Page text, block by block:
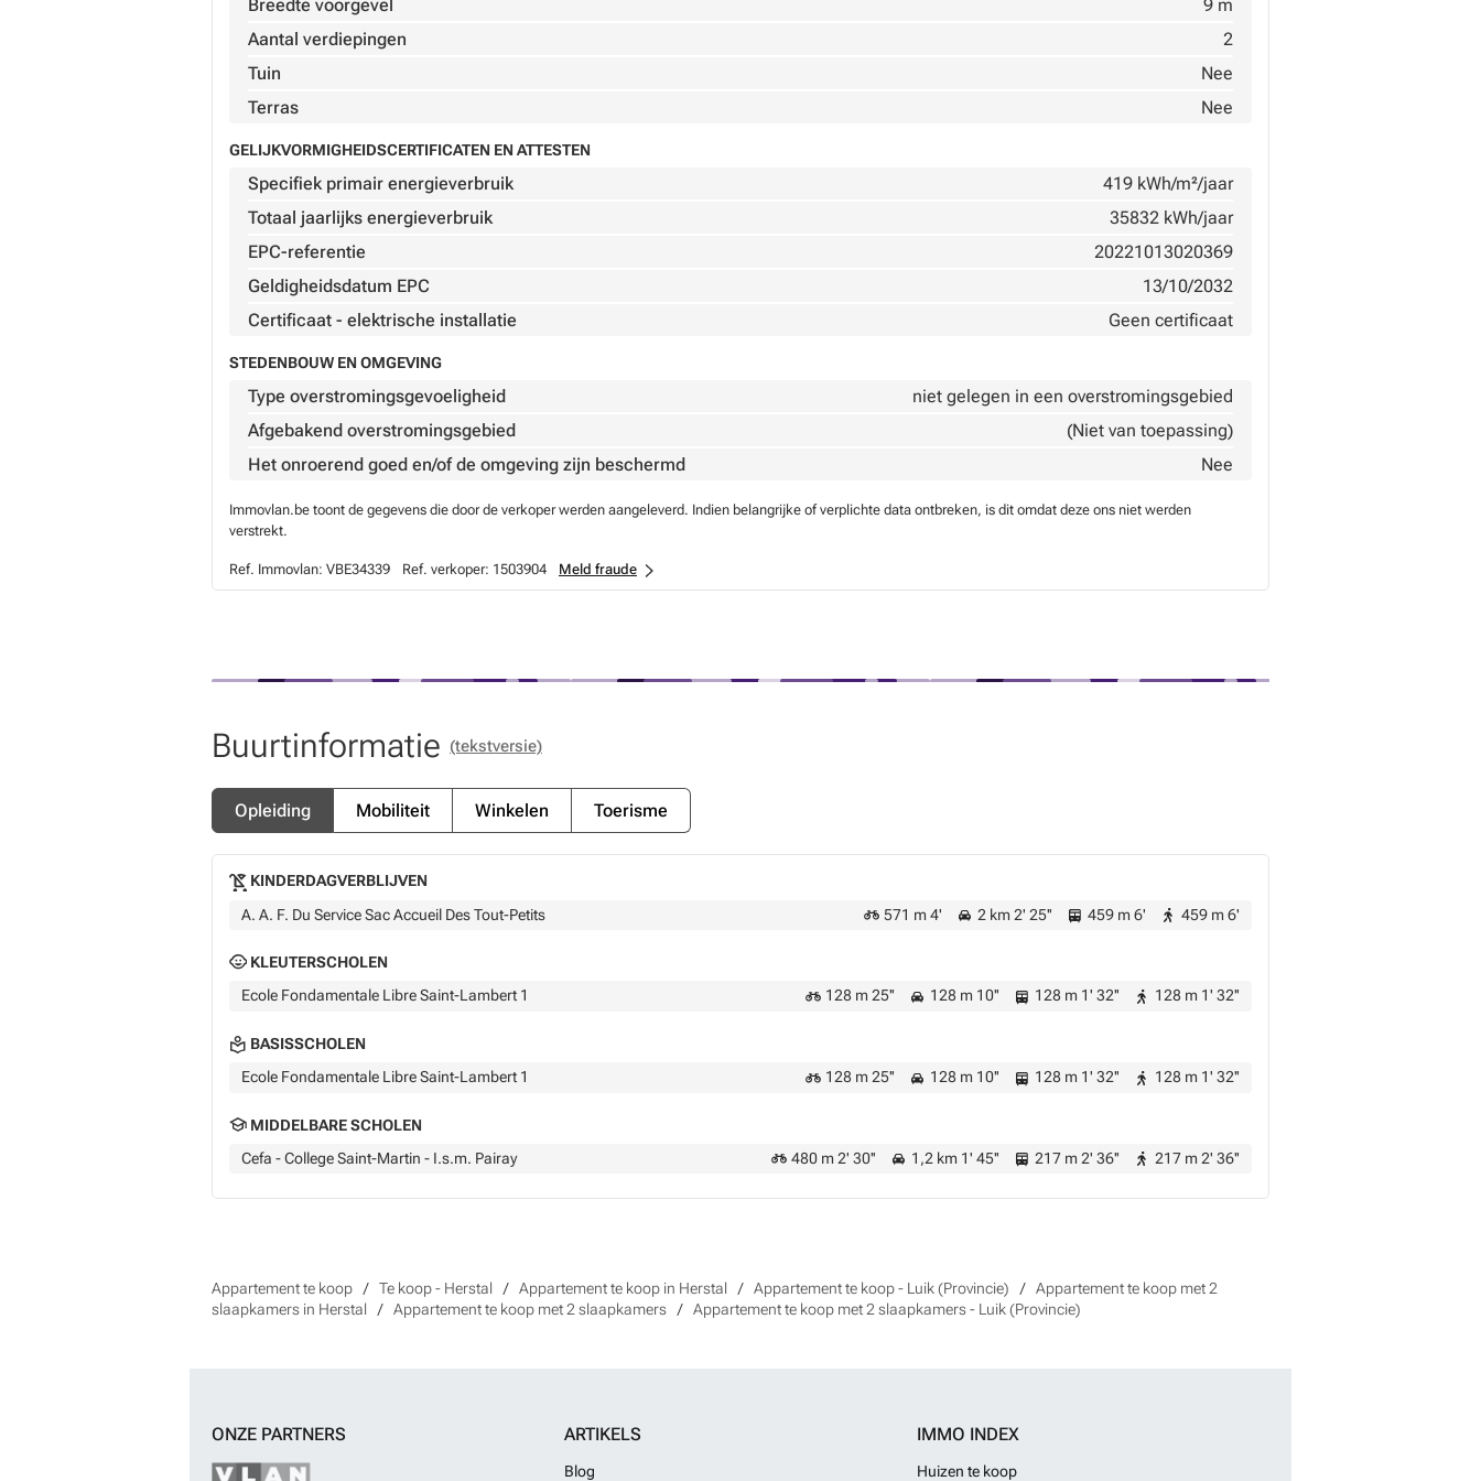
Breedte voorgevel
9 m
Aantal verdiepingen
2
Tuin
Nee
Terras
Nee
GELIJKVORMIGHEIDSCERTIFICATEN EN ATTESTEN
Specifiek primair energieverbruik
419 kWh/m²/jaar
Totaal jaarlijks energieverbruik
35832 kWh/jaar
EPC-referentie
20221013020369
Geldigheidsdatum EPC
13/10/2032
Certificaat - elektrische installatie
Geen certificaat
STEDENBOUW EN OMGEVING
Type overstromingsgevoeligheid
niet gelegen in een overstromingsgebied
Afgebakend overstromingsgebied
(Niet van toepassing)
Het onroerend goed en/of de omgeving zijn beschermd
Nee
Immovlan.be toont de gegevens die door de verkoper werden aangeleverd. Indien belangrijke of verplichte data ontbreken, is dit omdat deze ons niet werden
verstrekt.
Ref. Immovlan: VBE34339 Ref. verkoper: 1503904 Meld fraude
Buurtinformatie (tekstversie)
Opleiding Mobiliteit Winkelen Toerisme
KINDERDAGVERBLIJVEN
A. A. F. Du Service Sac Accueil Des Tout-Petits
571 m 4' 2 km 2' 25'' 459 m 6' 459 m 6'
KLEUTERSCHOLEN
Ecole Fondamentale Libre Saint-Lambert 1
128 m 25'' 128 m 10'' 128 m 1' 32'' 128 m 1' 32''
BASISSCHOLEN
Ecole Fondamentale Libre Saint-Lambert 1
128 m 25'' 128 m 10'' 128 m 1' 32'' 128 m 1' 32''
MIDDELBARE SCHOLEN
Cefa - College Saint-Martin - I.s.m. Pairay
480 m 2' 30'' 1,2 km 1' 45'' 217 m 2' 36'' 217 m 2' 36''
Appartement te koop Te koop - Herstal Appartement te koop in Herstal Appartement te koop - Luik (Provincie)
Appartement te koop met 2
slaapkamers in Herstal
Appartement te koop met 2 slaapkamers Appartement te koop met 2 slaapkamers - Luik (Provincie)
ONZE PARTNERS ARTIKELS
Blog
IMMO INDEX
Huizen te koop